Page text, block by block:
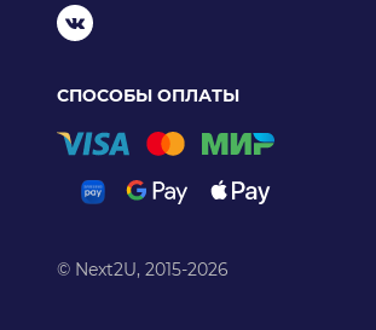
СПОСОБЫ ОПЛАТЫ
© Next2U, 2015-2026